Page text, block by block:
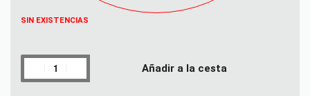
SIN EXISTENCIAS
Añadir a la cesta